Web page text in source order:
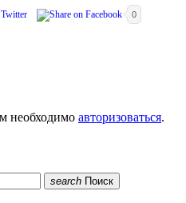
0
необходимо авторизоваться.
search Поиск